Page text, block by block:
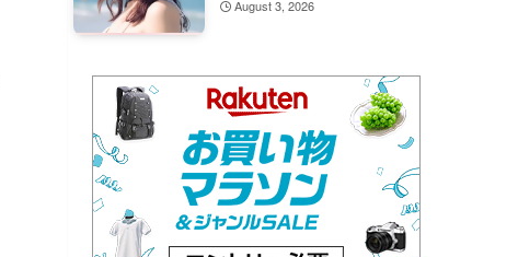
August 3, 2026